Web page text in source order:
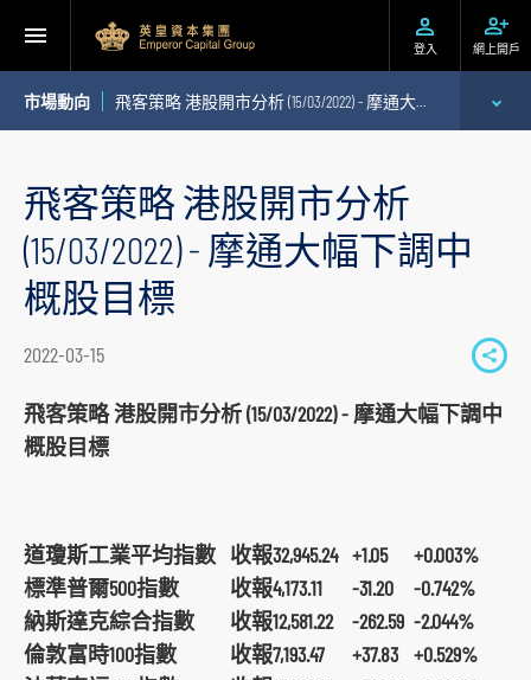
登入 網上開戶
市場動向 飛客策略 港股開市分析 (15/03/2022) - 摩通大幅下調中概股目標
個股推介
公司研究報告
飛客策略 港股開市分析
(15/03/2022) - 摩通大幅下調中
概股目標
2022-03-15
S
h
飛客策略 港股開市分析 (15/03/2022) - 摩通大幅下調中
概股目標
道瓊斯工業平均指數 收報32,945.24 +1.05
+0.003%
標準普爾500指數
收報4,173.11 -31.20
-0.742%
納斯達克綜合指數
收報12,581.22 -262.59 -2.044%
倫敦富時100指數
收報7,193.47 +37.83 +0.529%